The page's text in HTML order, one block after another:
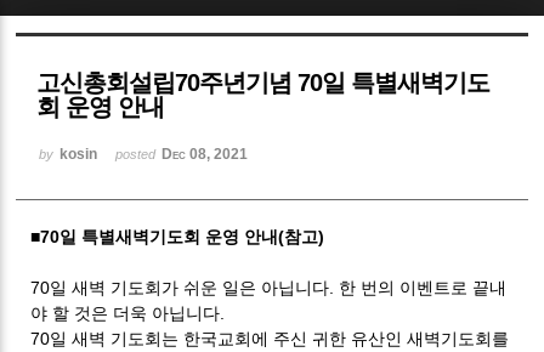
고신총회설립70주년기념 70일 특별새벽기도
회 운영 안내
by kosin posted Dec 08, 2021
■70일 특별새벽기도회 운영 안내(참고)
70일 새벽 기도회가 쉬운 일은 아닙니다 한 번의 이벤트로 끝내
야 할 것은 더욱 아닙니다
70일 새벽 기도회는 한국교회에 주신 귀한 유산인 새벽기도회를
Sketchbook5, 스케치북5
Sketchbook5, 스케치북5